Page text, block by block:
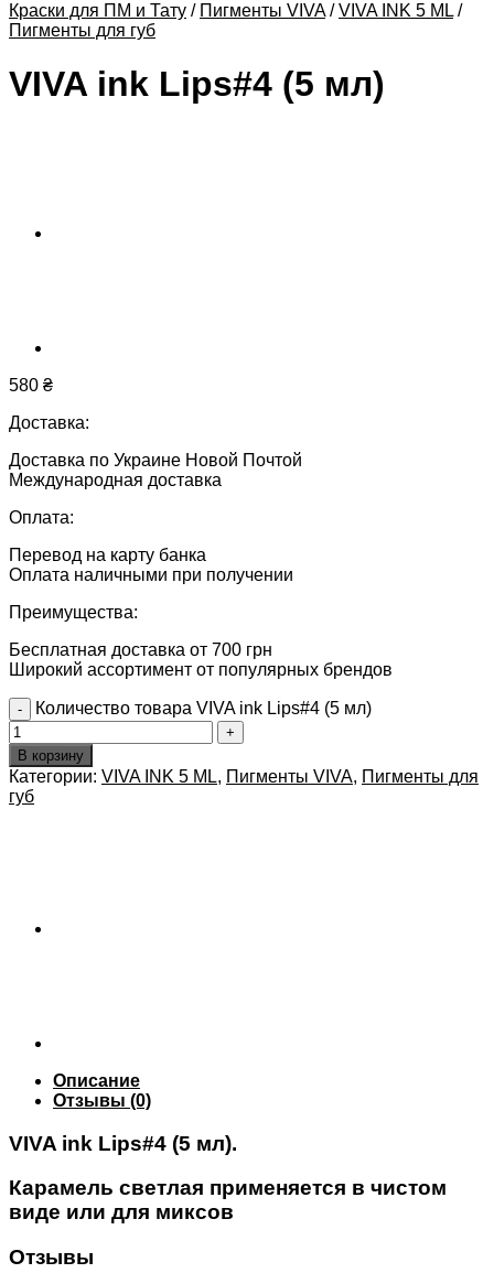
Краски для ПМ и Тату / Пигменты VIVA / VIVA INK 5 ML /
Пигменты для губ
VIVA ink Lips#4 (5 мл)
580 ₴
Доставка:
Доставка по Украине Новой Почтой
Международная доставка
Оплата:
Перевод на карту банка
Оплата наличными при получении
Преимущества:
Бесплатная доставка от 700 грн
Широкий ассортимент от популярных брендов
Количество товара VIVA ink Lips#4 (5 мл)
В корзину
Категории: VIVA INK 5 ML, Пигменты VIVA, Пигменты для
губ
Описание
Отзывы (0)
VIVA ink Lips#4 (5 мл).
Карамель светлая применяется в чистом
виде или для миксов
Отзывы